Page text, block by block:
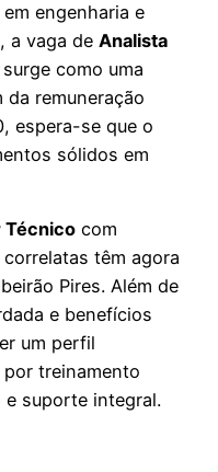
engenharia e
a vaga de Analista
surge como uma
remuneração
espera-se que o
sólidos em
Técnico com
têm agora
Pires. Além de
e benefícios
um perfil
treinamento
suporte integral.